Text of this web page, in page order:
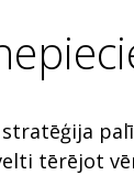
tērējot